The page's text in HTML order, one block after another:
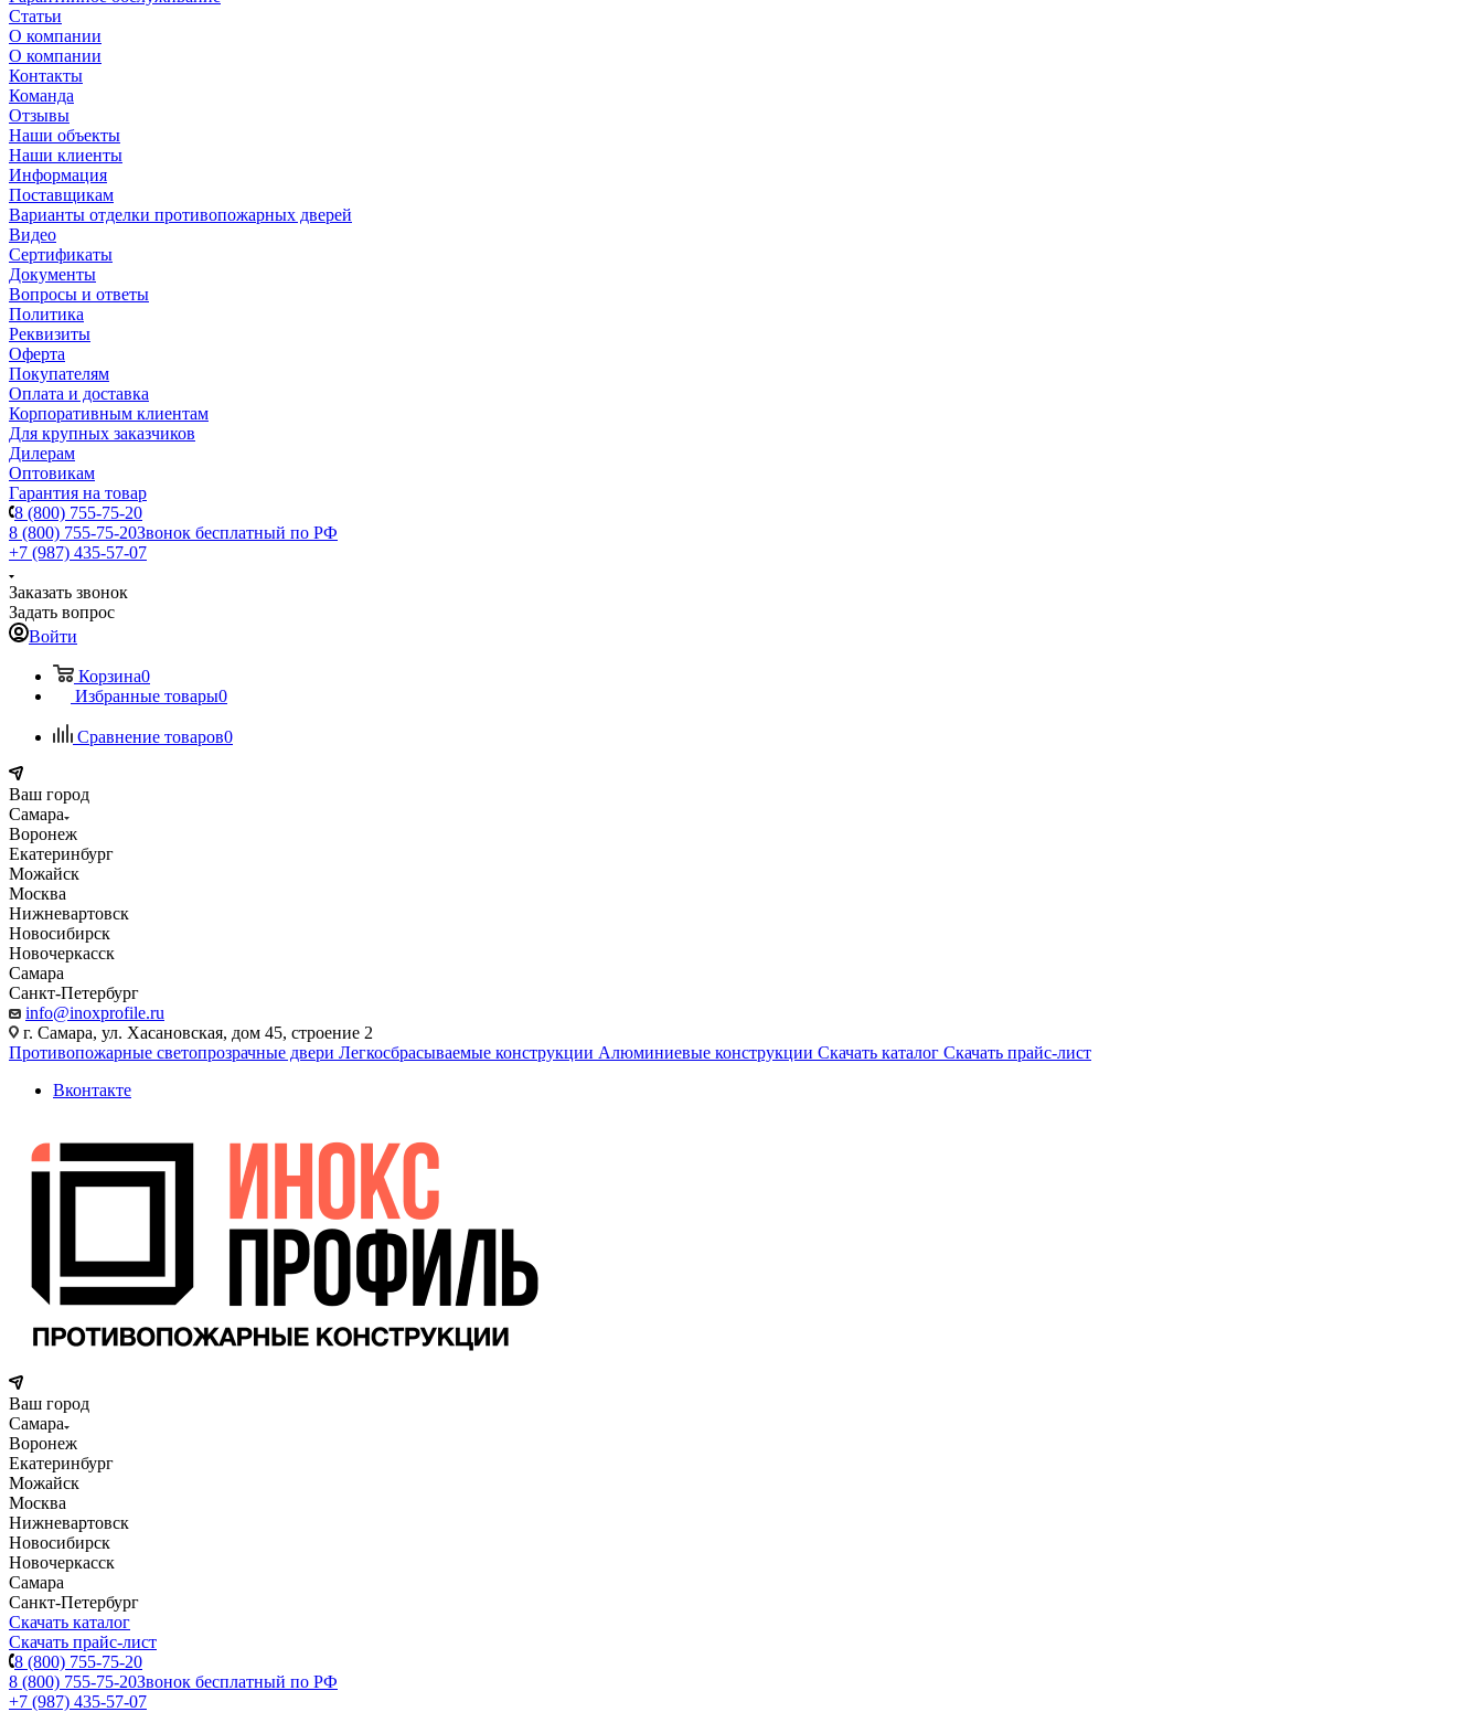
Статьи
О компании
О компании
Контакты
Команда
Отзывы
Наши объекты
Наши клиенты
Информация
Поставщикам
Варианты отделки противопожарных дверей
Видео
Сертификаты
Документы
Вопросы и ответы
Политика
Реквизиты
Оферта
Покупателям
Оплата и доставка
Корпоративным клиентам
Для крупных заказчиков
Дилерам
Оптовикам
Гарантия на товар
8 (800) 755-75-20
8 (800) 755-75-20Звонок бесплатный по РФ
+7 (987) 435-57-07
Заказать звонок
Задать вопрос
Войти
Корзина0
Избранные товары0
Сравнение товаров0
Ваш город
Самара
Воронеж
Екатеринбург
Можайск
Москва
Нижневартовск
Новосибирск
Новочеркасск
Самара
Санкт-Петербург
info@inoxprofile.ru
г. Самара, ул. Хасановская, дом 45, строение 2
Противопожарные светопрозрачные двери Легкосбрасываемые конструкции Алюминиевые конструкции Скачать каталог Скачать прайс-лист
Вконтакте
Ваш город
Самара
Воронеж
Екатеринбург
Можайск
Москва
Нижневартовск
Новосибирск
Новочеркасск
Самара
Санкт-Петербург
Скачать каталог
Скачать прайс-лист
8 (800) 755-75-20
8 (800) 755-75-20Звонок бесплатный по РФ
+7 (987) 435-57-07